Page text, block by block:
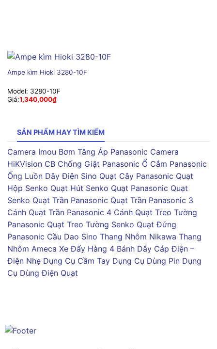
Ampe kìm Hioki 3280-10F
Model: 3280-10F
Giá:1,340,000₫
SẢN PHẨM HAY TÌM KIẾM
Camera Imou Bơm Tăng Áp Panasonic Camera
HiKVision CB Chống Giật Panasonic Ổ Cắm Panasonic
Ống Luồn Dây Điện Sino Quạt Cây Panasonic Quạt
Hộp Senko Quạt Hút Senko Quạt Panasonic Quạt
Senko Quạt Trần Panasonic Quạt Trần Panasonic 3
Cánh Quạt Trần Panasonic 4 Cánh Quạt Treo Tường
Panasonic Quạt Treo Tường Senko Quạt Đứng
Panasonic Cầu Dao Sino Thang Nhôm Nikawa Thang
Nhôm Ameca Xe Đẩy Hàng 4 Bánh Dây Cáp Điện –
Điện Nhẹ Dụng Cụ Cầm Tay Dụng Cụ Dùng Pin Dụng
Cụ Dùng Điện Quạt